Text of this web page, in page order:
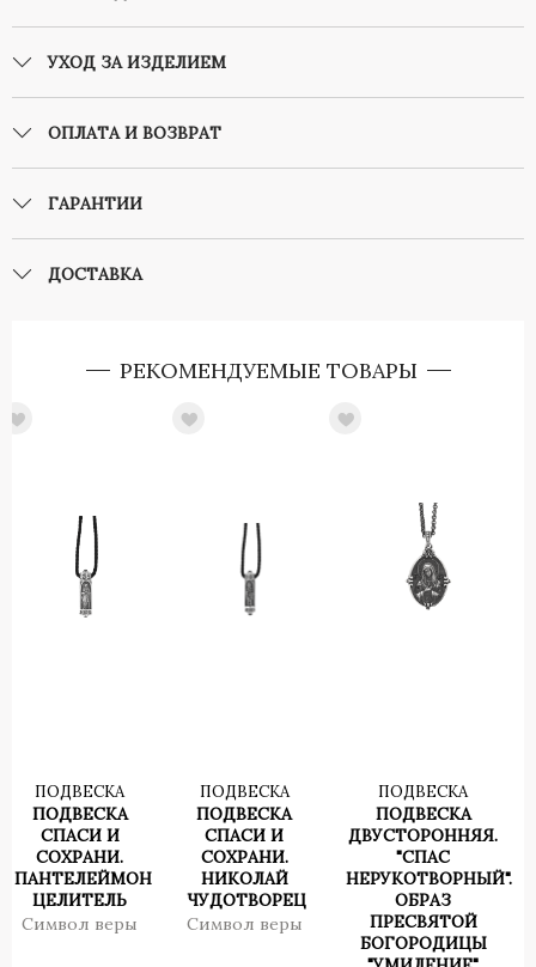
УХОД ЗА ИЗДЕЛИЕМ
ОПЛАТА И ВОЗВРАТ
ГАРАНТИИ
ДОСТАВКА
РЕКОМЕНДУЕМЫЕ ТОВАРЫ
ПОДВЕСКА
ПОДВЕСКА
СПАСИ И
СОХРАНИ.
ПАНТЕЛЕЙМОН
ЦЕЛИТЕЛЬ
Символ веры
ПОДВЕСКА
ПОДВЕСКА
СПАСИ И
СОХРАНИ.
НИКОЛАЙ
ЧУДОТВОРЕЦ
Символ веры
ПОДВЕСКА
ПОДВЕСКА
ДВУСТОРОННЯЯ.
"СПАС
НЕРУКОТВОРНЫЙ".
ОБРАЗ
ПРЕСВЯТОЙ
БОГОРОДИЦЫ